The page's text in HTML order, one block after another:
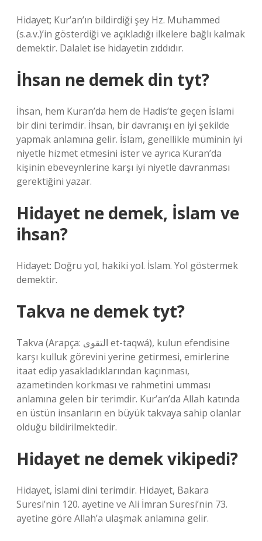
Hidayet; Kur’an’ın bildirdiği şey Hz. Muhammed
(s.a.v.)’in gösterdiği ve açıkladığı ilkelere bağlı kalmak
demektir. Dalalet ise hidayetin zıddıdır.
İhsan ne demek din tyt?
İhsan, hem Kuran’da hem de Hadis’te geçen İslami
bir dini terimdir. İhsan, bir davranışı en iyi şekilde
yapmak anlamına gelir. İslam, genellikle müminin iyi
niyetle hizmet etmesini ister ve ayrıca Kuran’da
kişinin ebeveynlerine karşı iyi niyetle davranması
gerektiğini yazar.
Hidayet ne demek, İslam ve
ihsan?
Hidayet: Doğru yol, hakiki yol. İslam. Yol göstermek
demektir.
Takva ne demek tyt?
Takva (Arapça: التقوى et-taqwá), kulun efendisine
karşı kulluk görevini yerine getirmesi, emirlerine
itaat edip yasakladıklarından kaçınması,
azametinden korkması ve rahmetini umması
anlamına gelen bir terimdir. Kur’an’da Allah katında
en üstün insanların en büyük takvaya sahip olanlar
olduğu bildirilmektedir.
Hidayet ne demek vikipedi?
Hidayet, İslami dini terimdir. Hidayet, Bakara
Suresi’nin 120. ayetine ve Ali İmran Suresi’nin 73.
ayetine göre Allah’a ulaşmak anlamına gelir.